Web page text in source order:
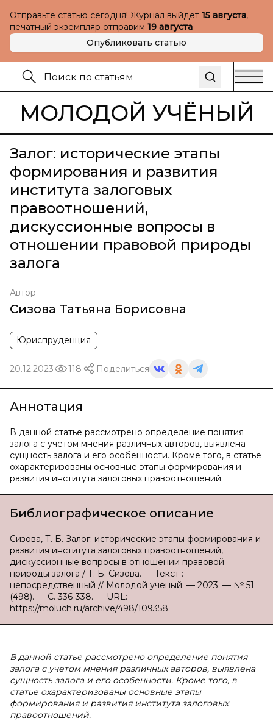
Отправьте статью сегодня! Журнал выйдет 15 августа,
печатный экземпляр отправим 19 августа
Опубликовать статью
МОЛОДОЙ УЧЁНЫЙ
Залог: исторические этапы
формирования и развития
института залоговых
правоотношений,
дискуссионные вопросы в
отношении правовой природы
залога
Автор
Сизова Татьяна Борисовна
Юриспруденция
20.12.2023 118 Поделиться
Аннотация
В данной статье рассмотрено определение понятия
залога с учетом мнения различных авторов, выявлена
сущность залога и его особенности. Кроме того, в статье
охарактеризованы основные этапы формирования и
развития института залоговых правоотношений.
Библиографическое описание
Сизова, Т. Б. Залог: исторические этапы формирования и
развития института залоговых правоотношений,
дискуссионные вопросы в отношении правовой
природы залога / Т. Б. Сизова. — Текст :
непосредственный // Молодой ученый. — 2023. — № 51
(498). — С. 336-338. — URL:
https://moluch.ru/archive/498/109358.
В данной статье рассмотрено определение понятия
залога с учетом мнения различных авторов, выявлена
сущность залога и его особенности. Кроме того, в
статье охарактеризованы основные этапы
формирования и развития института залоговых
правоотношений.